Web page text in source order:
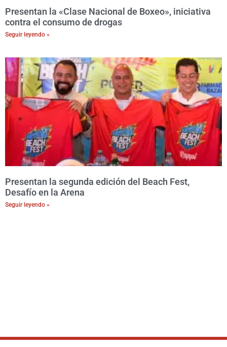
Presentan la «Clase Nacional de Boxeo», iniciativa
contra el consumo de drogas
Seguir leyendo »
Presentan la segunda edición del Beach Fest,
Desafío en la Arena
Seguir leyendo »